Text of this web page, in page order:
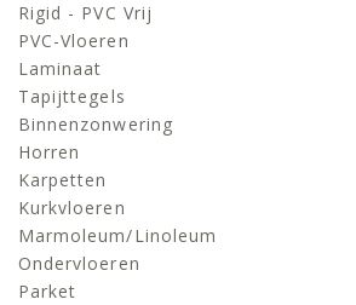
Rigid - PVC Vrij
PVC-Vloeren
Laminaat
Tapijttegels
Binnenzonwering
Horren
Karpetten
Kurkvloeren
Marmoleum/linoleum
Ondervloeren
Parket